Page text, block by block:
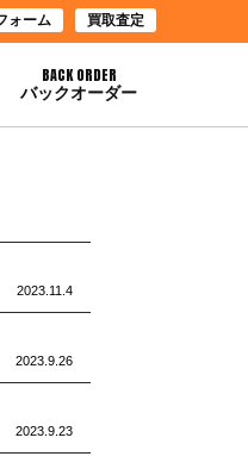
ォーム 買取査定
BACK ORDER
バックオーダー
2023.11.4
2023.9.26
2023.9.23